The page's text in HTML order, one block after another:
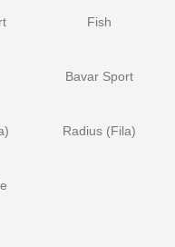
Fish
Bavar Sport
Radius (Fila)